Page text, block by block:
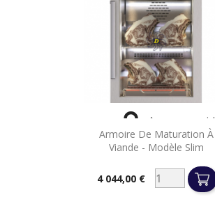
Armoire De Maturation À
Viande - Modèle Slim
Prix4 044,00 €
 Aperçu rapide